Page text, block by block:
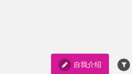
自我介绍